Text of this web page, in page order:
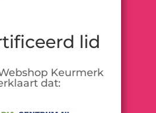
lid
Keurmerk
dat: